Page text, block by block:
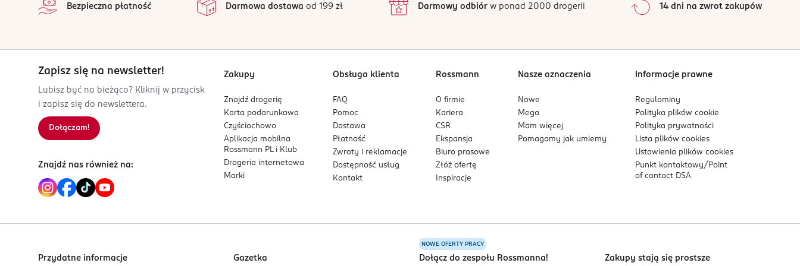
przeterminowany produkt wyrzuć do kosza. Nie używać w przypadku uszkodzonego opakowania. Chronić przed wilgocią. Chronić przed promieniowaniem
PRODUCENT/PODMIOT ODPOWIEDZIALNY
Mokotów Nova, ul. Wołoska 22
02-675 Warszawa
Kod EAN
5 038483 962718
1
0%
Sortowanie wgdata: od najnowszej
Bezpieczna płatność Darmowa dostawa od 199 zł Darmowy odbiórw ponad 2000 drogerii 14 dni na zwrot zakupów
Zapisz się na newsletter!
Lubisz być na bieżąco? Kliknij w przycisk
i zapisz się do newslettera.
Dołączam!
Znajdź nas również na:
Zakupy
Znajdź drogerię
Karta podarunkowa
Czyściochowo
Aplikacja mobilna
Rossmann PL i Klub
Drogeria internetowa
Marki
Obsługa klienta
FAQ
Pomoc
Dostawa
Płatność
Zwroty i reklamacje
Dostępność usług
Kontakt
Rossmann
O firmie
Kariera
CSR
Ekspansja
Biuro prasowe
Złóż ofertę
Inspiracje
Nasze oznaczenia
Nowe
Mega
Mam więcej
Pomagamy jak umiemy
Informacje prawne
Regulaminy
Polityka plikówcookie
Polityka prywatności
Lista plikówcookies
Ustawienia plikówcookies
Punkt kontaktowy/ Point
of contact DSA
Przydatne informacje Gazetka
NOWE OFERTY PRACY
Dołącz do zespołu Rossmanna! Zakupy stają się prostsze